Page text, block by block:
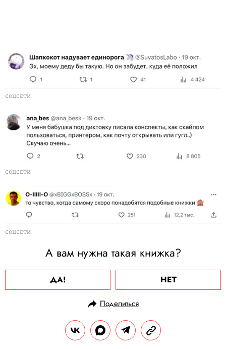
СОЦСЕТИ
СОЦСЕТИ
СОЦСЕТИ
А вам нужна такая книжка?
ДА! НЕТ
Поделиться